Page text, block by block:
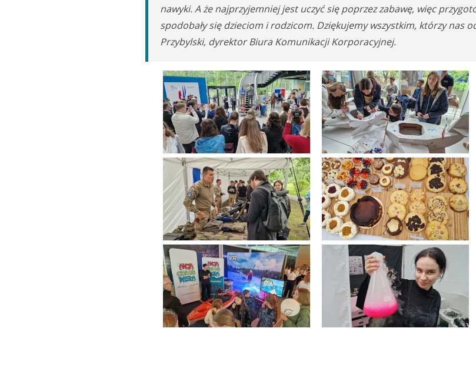
nawyki. A że najprzyjemniej jest uczyć się poprzez zabawę, więc
spodobały się dzieciom i rodzicom. Dziękujemy wszystkim, którzy nas
Przybylski, dyrektor Biura Komunikacji Korporacyjnej.